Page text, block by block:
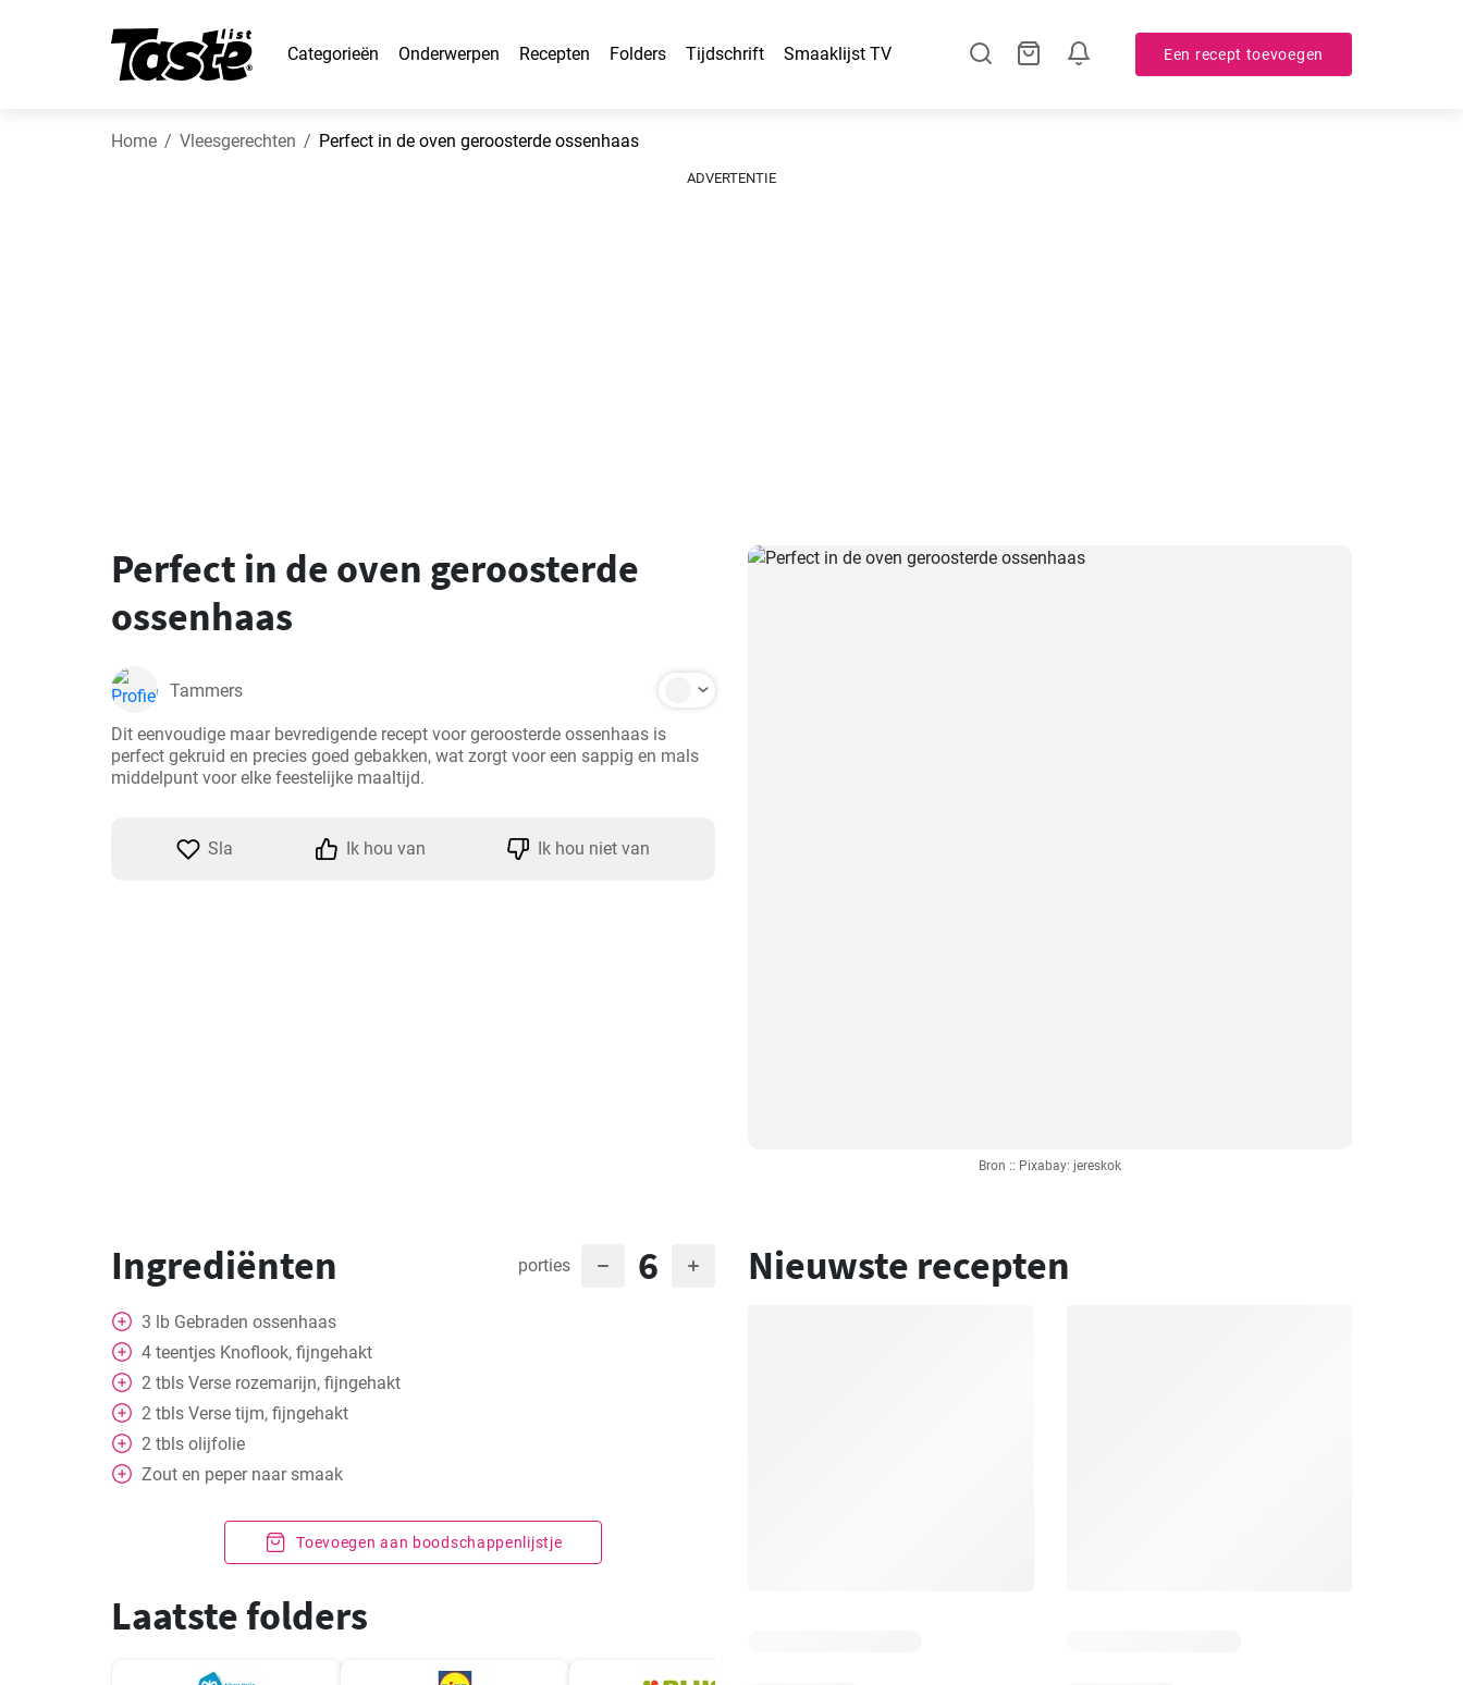
Categorieën Onderwerpen Recepten Folders Tijdschrift Smaaklijst TV Een recept toevoegen
Home Vleesgerechten Perfect in de oven geroosterde ossenhaas
ADVERTENTIE
Bron :: Pixabay: jereskok
Perfect in de oven geroosterde
ossenhaas
Tammers
Dit eenvoudige maar bevredigende recept voor geroosterde ossenhaas is
perfect gekruid en precies goed gebakken, wat zorgt voor een sappig en mals
middelpunt voor elke feestelijke maaltijd.
Sla Ik hou van Ik hou niet van
Ingrediënten porties 6
3 lb Gebraden ossenhaas
4 teentjes Knoflook, fijngehakt
2 tbls Verse rozemarijn, fijngehakt
2 tbls Verse tijm, fijngehakt
2 tbls olijfolie
Zout en peper naar smaak
Toevoegen aan boodschappenlijstje
Laatste folders
Nieuwste recepten